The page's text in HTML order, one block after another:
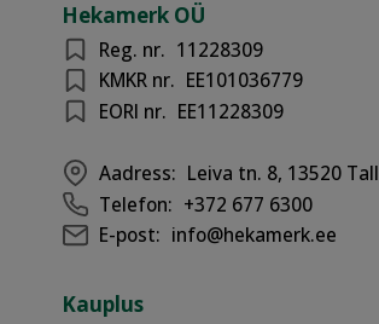
Hekamerk OÜ
Reg. nr. 11228309
KMKR nr. EE101036779
EORI nr. EE11228309
Aadress: Leiva tn. 8, 13520
Telefon: +372 677 6300
E-post: info@hekamerk.ee
Kauplus